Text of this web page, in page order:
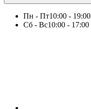
Пн - Пт10:00 - 19:00
Сб - Вс10:00 - 17:00